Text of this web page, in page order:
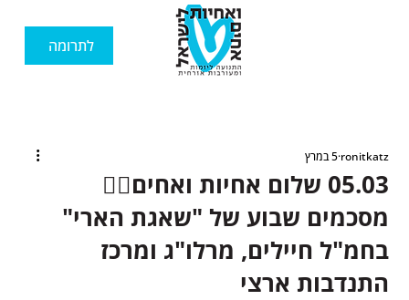
לתרומה
05.03 שלום אחיות ואחים🙋‍♂️
מסכמים שבוע של "שאגת הארי"
בחמ"ל חיילים, מרלו"ג ומרכז
התנדבות ארצי
ronitkatz5 במרץ